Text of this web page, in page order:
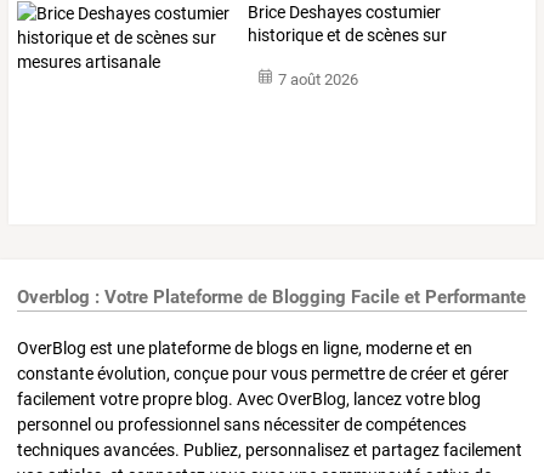
Brice Deshayes costumier
historique et de scènes sur
7 août 2026
Overblog : Votre Plateforme de Blogging Facile et Performante
OverBlog est une plateforme de blogs en ligne, moderne et en
constante évolution, conçue pour vous permettre de créer et gérer
facilement votre propre blog. Avec OverBlog, lancez votre blog
personnel ou professionnel sans nécessiter de compétences
techniques avancées. Publiez, personnalisez et partagez facilement